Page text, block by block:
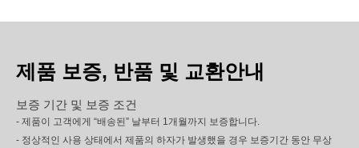
제품 보증, 반품 및 교환안내
보증 기간 및 보증 조건
- 제품이 고객에게 “배송된” 날부터 1개월까지 보증합니다.
- 정상적인 사용 상태에서 제품의 하자가 발생했을 경우 보증기간 동안 무상